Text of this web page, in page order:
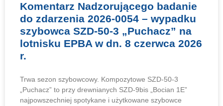
Komentarz Nadzorującego badanie
do zdarzenia 2026-0054 – wypadku
szybowca SZD-50-3 „Puchacz” na
lotnisku EPBA w dn. 8 czerwca 2026
r.
Trwa sezon szybowcowy. Kompozytowe SZD-50-3
„Puchacz” to przy drewnianych SZD-9bis „Bocian 1E”
najpowszechniej spotykane i użytkowane szybowce